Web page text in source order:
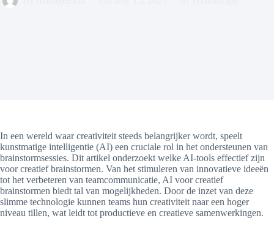
In een wereld waar creativiteit steeds belangrijker wordt, speelt
kunstmatige intelligentie (AI) een cruciale rol in het ondersteunen van
brainstormsessies. Dit artikel onderzoekt welke AI-tools effectief zijn
voor creatief brainstormen. Van het stimuleren van innovatieve ideeën
tot het verbeteren van teamcommunicatie, AI voor creatief
brainstormen biedt tal van mogelijkheden. Door de inzet van deze
slimme technologie kunnen teams hun creativiteit naar een hoger
niveau tillen, wat leidt tot productieve en creatieve samenwerkingen.